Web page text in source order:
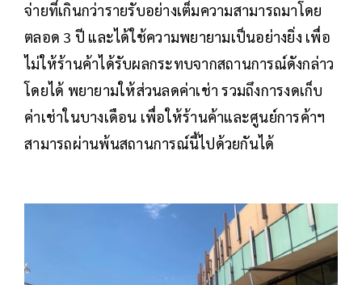
จ่ายที่เกินกว่ารายรับอย่างเต็มความสามารถมาโดย
ตลอด 3 ปี และได้ใช้ความพยายามเป็นอย่างยิ่ง เพื่อ
ไม่ให้ร้านค้าได้รับผลกระทบจากสถานการณ์ดังกล่าว
โดยได้ พยายามให้ส่วนลดค่าเช่า รวมถึงการงดเก็บ
ค่าเช่าในบางเดือน เพื่อให้ร้านค้าและศูนย์การค้าฯ
สามารถผ่านพ้นสถานการณ์นี้ไปด้วยกันได้